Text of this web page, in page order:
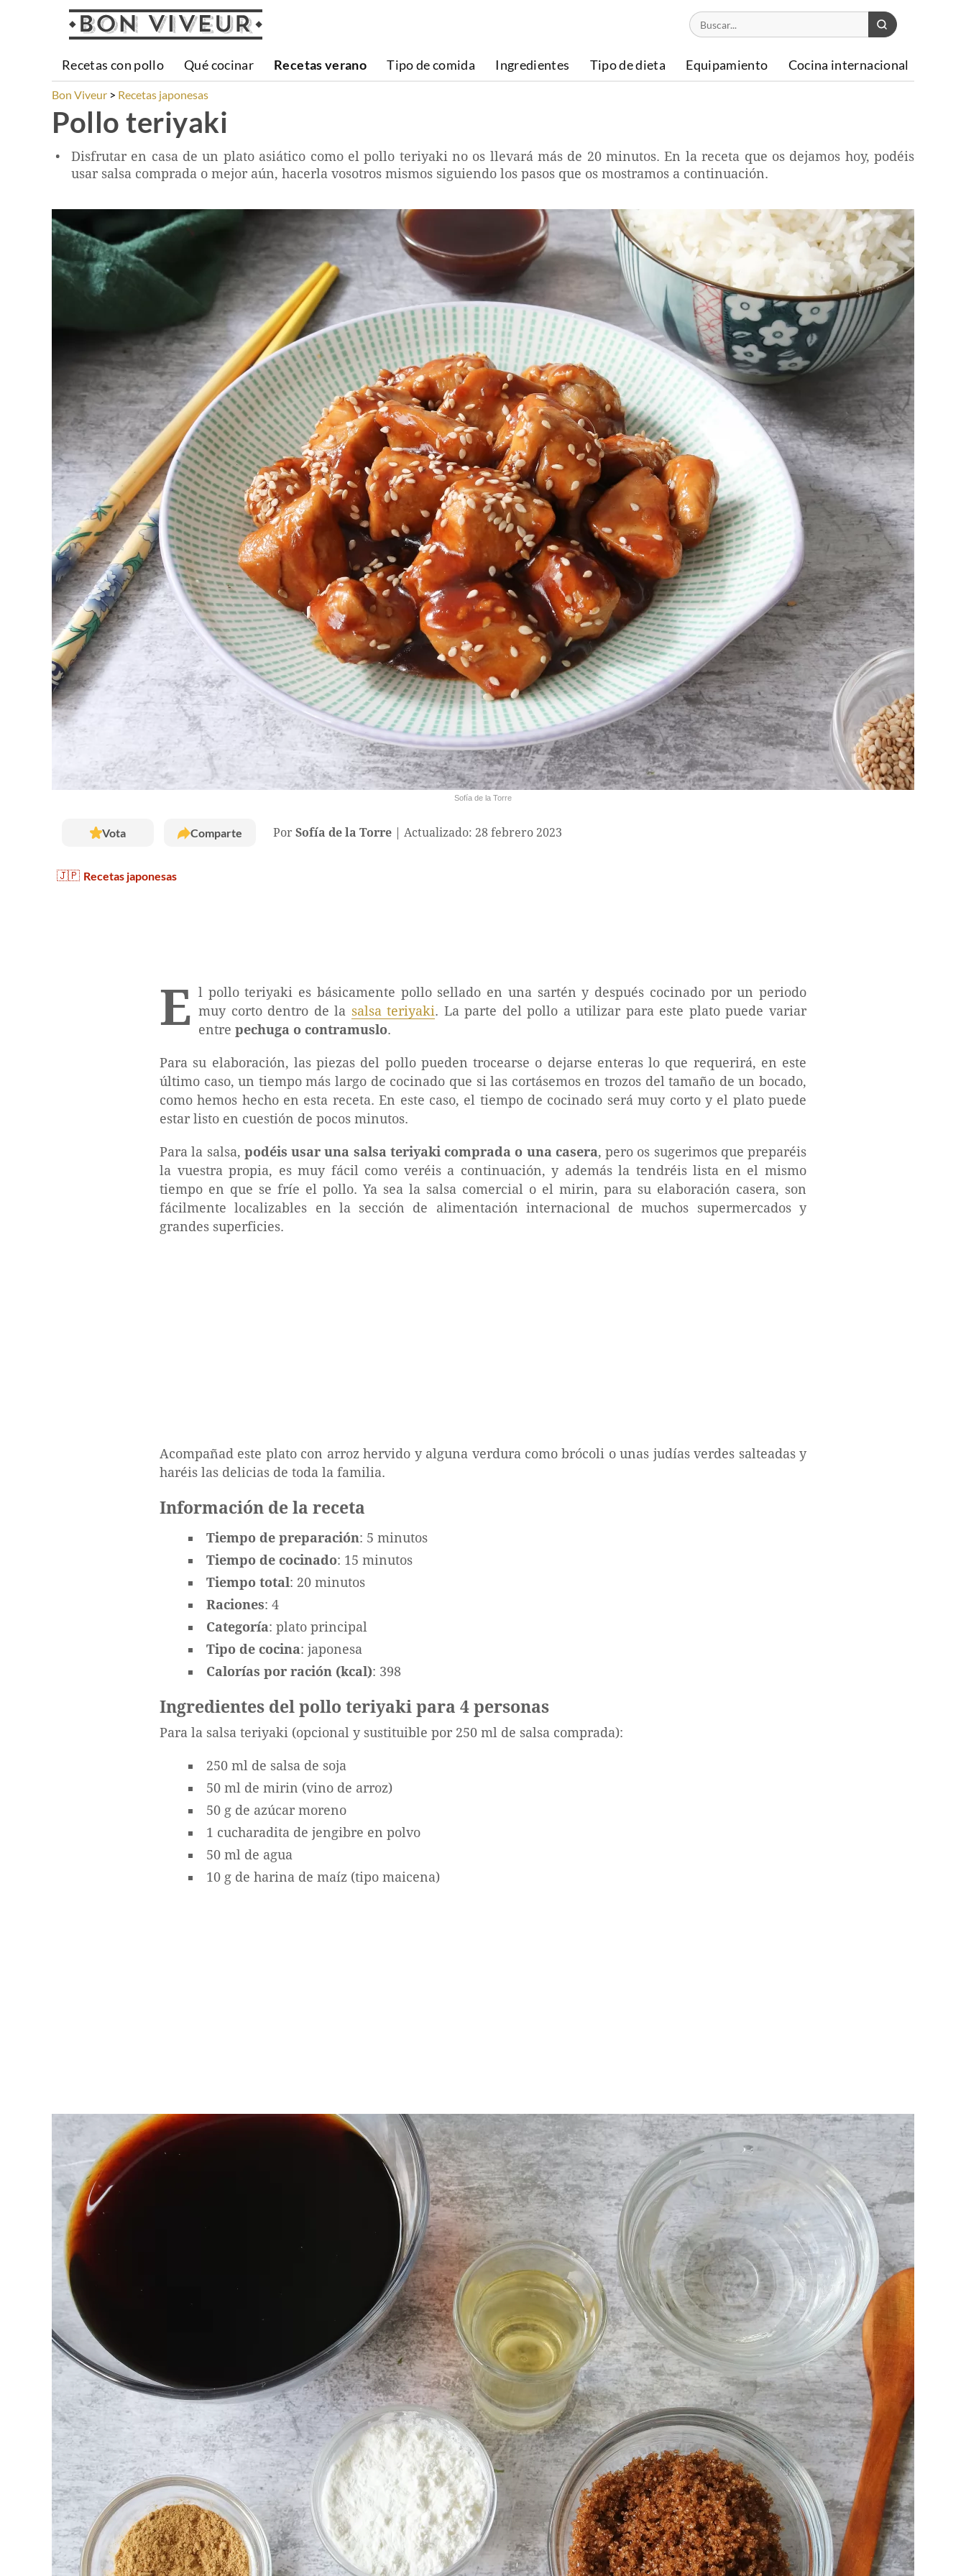
Recetas con pollo Qué cocinar Recetas verano Tipo de comida Ingredientes Tipo de dieta Equipamiento Cocina internacional
Bon Viveur Recetas japonesas
Pollo teriyaki
Sofía de la Torre
Disfrutar en casa de un plato asiático como el pollo teriyaki no os llevará más de 20 minutos. En la receta que os dejamos hoy, podéis
usar salsa comprada o mejor aún, hacerla vosotros mismos siguiendo los pasos que os mostramos a continuación.
Vota Comparte Por Sofía de la Torre Actualizado: 28 febrero 2023
🇯🇵 Recetas japonesas
E l pollo teriyaki es básicamente pollo sellado en una sartén y después cocinado por un periodo
muy corto dentro de la salsa teriyaki. La parte del pollo a utilizar para este plato puede variar
entre pechuga o contramuslo.
Para su elaboración, las piezas del pollo pueden trocearse o dejarse enteras lo que requerirá, en este
último caso, un tiempo más largo de cocinado que si las cortásemos en trozos del tamaño de un bocado,
como hemos hecho en esta receta. En este caso, el tiempo de cocinado será muy corto y el plato puede
estar listo en cuestión de pocos minutos.
Para la salsa, podéis usar una salsa teriyaki comprada o una casera, pero os sugerimos que preparéis
la vuestra propia, es muy fácil como veréis a continuación, y además la tendréis lista en el mismo
tiempo en que se fríe el pollo. Ya sea la salsa comercial o el mirin, para su elaboración casera, son
fácilmente localizables en la sección de alimentación internacional de muchos supermercados y
grandes superficies.
Acompañad este plato con arroz hervido y alguna verdura como brócoli o unas judías verdes salteadas y
haréis las delicias de toda la familia.
Información de la receta
Tiempo de preparación: 5 minutos
Tiempo de cocinado: 15 minutos
Tiempo total: 20 minutos
Raciones: 4
Categoría: plato principal
Tipo de cocina: japonesa
Calorías por ración (kcal): 398
Ingredientes del pollo teriyaki para 4 personas
Para la salsa teriyaki (opcional y sustituible por 250 ml de salsa comprada):
250 ml de salsa de soja
50 ml de mirin (vino de arroz)
50 g de azúcar moreno
1 cucharadita de jengibre en polvo
50 ml de agua
10 g de harina de maíz (tipo maicena)